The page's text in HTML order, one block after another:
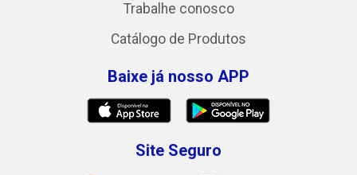
Trabalhe conosco
Catálogo de Produtos
Baixe já nosso APP
Site Seguro